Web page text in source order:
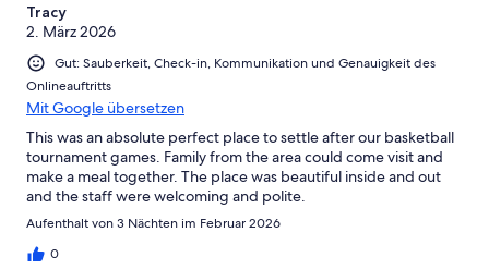
Tracy
2. März 2026
Gut: Sauberkeit, Check-in, Kommunikation und Genauigkeit des
Onlineauftritts
Mit Google übersetzen
This was an absolute perfect place to settle after our basketball
tournament games. Family from the area could come visit and
make a meal together. The place was beautiful inside and out
and the staff were welcoming and polite.
Aufenthalt von 3 Nächten im Februar 2026
0